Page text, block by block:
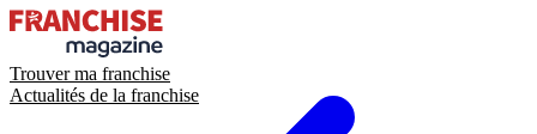
Trouver ma franchise
Actualités de la franchise